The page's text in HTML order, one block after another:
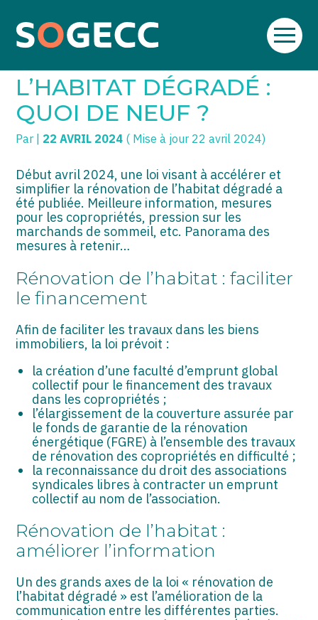
Aller
SOGECC – Coignières
SOGECC – Noisy
SOGECC – République
SOGECC – Turbigo
TPE/PME
COMMERÇANTS
GROUPE
SCI / LMNP
PROFESSIONS LIBÉRALES
HOLDING
PARTICULIERS
IMPATRIÉ / EXPATRIÉ
ASSOCIATIONS
SECTEUR AUDIOVISUEL
Créer et reprendre une activité
Gérer votre quotidien
Piloter votre entreprise
Développer votre entreprise
Construire votre patrimoine
Être prêt pour la facturation
électronique
L’HABITAT DÉGRADÉ :
QUOI DE NEUF ?
Par 22 AVRIL 2024 ( Mise à jour 22 avril 2024)
Début avril 2024, une loi visant à accélérer et
simplifier la rénovation de l’habitat dégradé a
été publiée. Meilleure information, mesures
pour les copropriétés, pression sur les
marchands de sommeil, etc. Panorama des
mesures à retenir…
Rénovation de l’habitat : faciliter
le financement
Afin de faciliter les travaux dans les biens
immobiliers, la loi prévoit :
la création d’une faculté d’emprunt global
collectif pour le financement des travaux
dans les copropriétés ;
l’élargissement de la couverture assurée par
le fonds de garantie de la rénovation
énergétique (FGRE) à l’ensemble des travaux
de rénovation des copropriétés en difficulté ;
la reconnaissance du droit des associations
syndicales libres à contracter un emprunt
collectif au nom de l’association.
Rénovation de l’habitat :
améliorer l’information
Un des grands axes de la loi « rénovation de
l’habitat dégradé » est l’amélioration de la
communication entre les différentes parties.